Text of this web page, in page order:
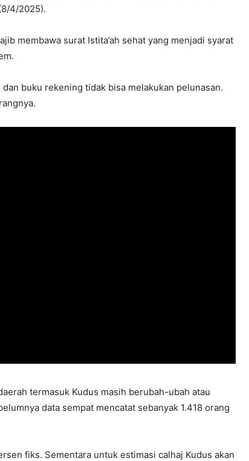
4/2025).
membawa surat Istita’ah sehat yang menjadi syarat
buku rekening tidak bisa melakukan pelunasan.
termasuk Kudus masih berubah-ubah atau
data sempat mencatat sebanyak 1.418 orang
fiks. Sementara untuk estimasi calhaj Kudus akan